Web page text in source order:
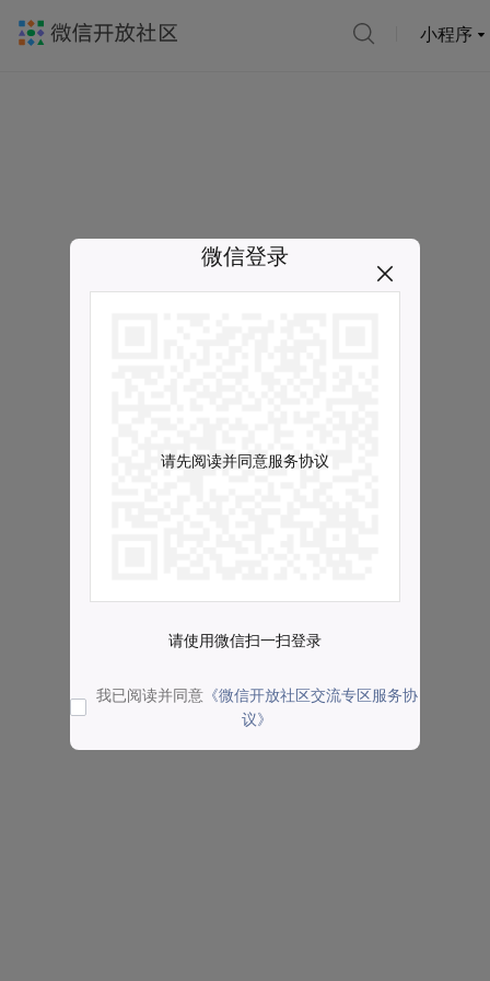
小程序
微信登录
请先阅读并同意服务协议
请使用微信扫一扫登录
我已阅读并同意 《微信开放社区交流专区服务协
议》